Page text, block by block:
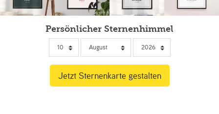
Persönlicher Sternenhimmel